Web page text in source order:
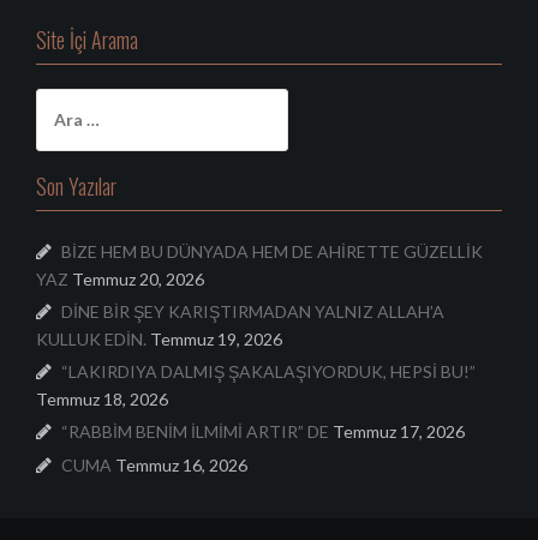
Site İçi Arama
a
m
a
Son Yazılar
BİZE HEM BU DÜNYADA HEM DE AHİRETTE GÜZELLİK
YAZ Temmuz 20, 2026
DİNE BİR ŞEY KARIŞTIRMADAN YALNIZ ALLAH’A
KULLUK EDİN. Temmuz 19, 2026
“LAKIRDIYA DALMIŞ ŞAKALAŞIYORDUK, HEPSİ BU!”
Temmuz 18, 2026
“RABBİM BENİM İLMİMİ ARTIR” DE Temmuz 17, 2026
CUMA Temmuz 16, 2026